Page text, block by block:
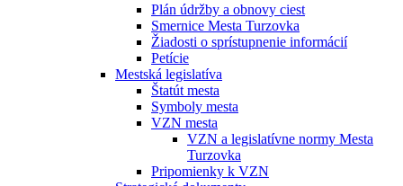
Plán údržby a obnovy ciest
Smernice Mesta Turzovka
Žiadosti o sprístupnenie informácií
Petície
Mestská legislatíva
Štatút mesta
Symboly mesta
VZN mesta
VZN a legislatívne normy Mesta
Turzovka
Pripomienky k VZN